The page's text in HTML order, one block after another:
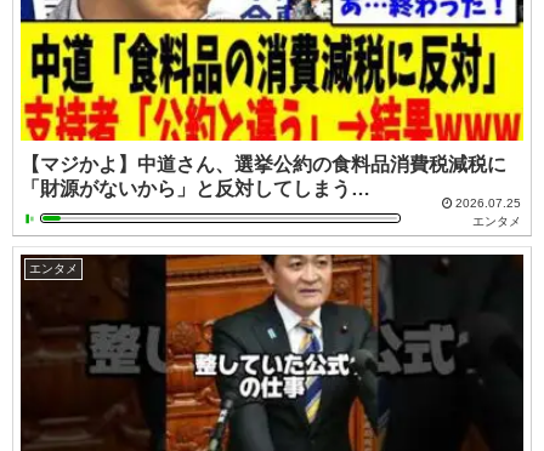
【マジかよ】中道さん、選挙公約の食料品消費税減税に
「財源がないから」と反対してしまう…
2026.07.25
エンタメ
エンタメ